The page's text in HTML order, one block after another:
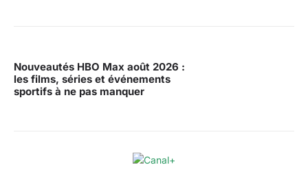
Nouveautés HBO Max août 2026 :
les films, séries et événements
sportifs à ne pas manquer